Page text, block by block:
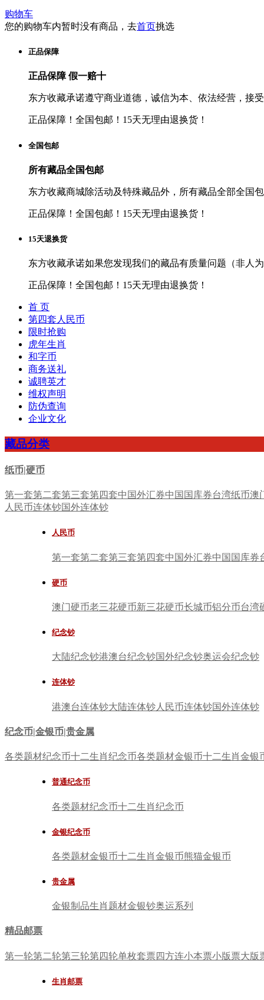
购物车
您的购物车内暂时没有商品，去首页挑选
正品保障
正品保障 假一赔十
东方收藏承诺遵守商业道德，诚信为本、依法经营，接
正品保障！全国包邮！15天无理由退换货！
全国包邮
所有藏品全国包邮
东方收藏商城除活动及特殊藏品外，所有藏品全部全国
正品保障！全国包邮！15天无理由退换货！
15天退换货
东方收藏承诺如果您发现我们的藏品有质量问题（非人
正品保障！全国包邮！15天无理由退换货！
首 页
第四套人民币
限时抢购
虎年生肖
和字币
商务送礼
诚聘英才
维权声明
防伪查询
企业文化
藏品分类
纸币|硬币
第一套第二套第三套第四套中国外汇券中国国库券台湾纸币澳
人民币连体钞国外连体钞
人民币
第一套第二套第三套第四套中国外汇券中国国库券
硬币
澳门硬币老三花硬币新三花硬币长城币铝分币台湾
纪念钞
大陆纪念钞港澳台纪念钞国外纪念钞奥运会纪念钞
连体钞
港澳台连体钞大陆连体钞 人民币连体钞国外连体钞
纪念币|金银币|贵金属
各类题材纪念币十二生肖纪念币各类题材金银币十二生肖金银
普通纪念币
各类题材纪念币十二生肖纪念币
金银纪念币
各类题材金银币十二生肖金银币熊猫金银币
贵金属
金银制品生肖题材金银钞奥运系列
精品邮票
第一轮第二轮第三轮第四轮单枚套票 四方连小本票小版票大版
生肖邮票